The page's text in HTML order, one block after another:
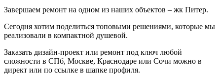
Завершаем ремонт на одном из наших объектов – жк Питер.
Сегодня хотим поделиться топовыми решениями, которые мы
реализовали в компактной душевой.
Заказать дизайн-проект или ремонт под ключ любой
сложности в СПб, Москве, Краснодаре или Сочи можно в
директ или по ссылке в шапке профиля.